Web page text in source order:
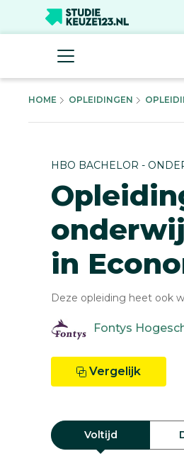
HOME OPLEIDINGEN
HBO BACHELOR -
in
Deze opleiding heet ook
Fontys
Vergelijk
Voltijd